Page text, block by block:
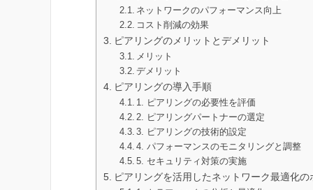
ネットワークのパフォーマンス向上
コスト削減の効果
ピアリングのメリットとデメリット
メリット
デメリット
ピアリングの導入手順
1. ピアリングの必要性を評価
2. ピアリングパートナーの選定
3. ピアリングの技術的設定
4. パフォーマンスのモニタリングと調整
5. セキュリティ対策の実施
ピアリングを活用したネットワーク最適化の